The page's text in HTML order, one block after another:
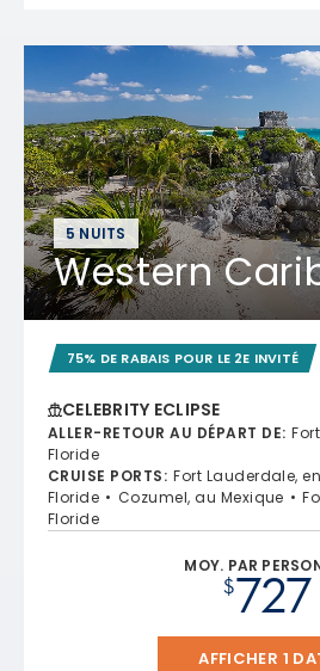
5 NUITS
Western
75% DE RABAIS POUR LE 2E INVITÉ
CELEBRITY ECLIPSE
ALLER-RETOUR AU DÉPART DE:
Floride
CRUISE PORTS: Fort Lauderdale,
Floride
Cozumel, au Mexique
Floride
MOY. PAR
$727
AFFICHER 1